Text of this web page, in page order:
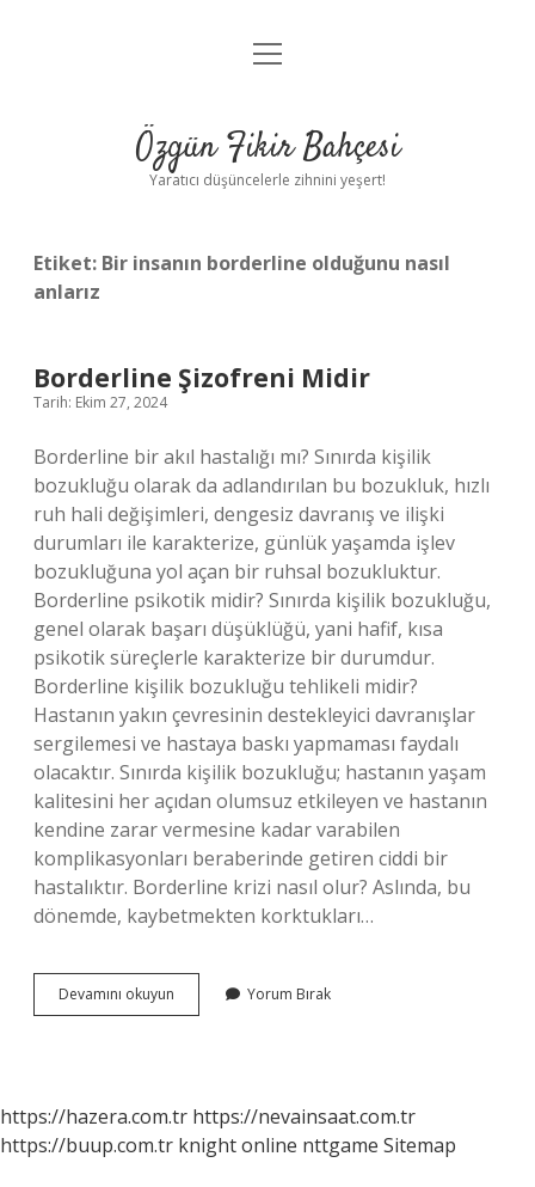
Anasayfa
Yasal Uyarı
menüyü
Özgün Fikir Bahçesi
Yaratıcı düşüncelerle zihnini yeşert!
Etiket: Bir insanın borderline olduğunu nasıl
anlarız
Borderline Şizofreni Midir
Tarih: Ekim 27, 2024
Borderline bir akıl hastalığı mı? Sınırda kişilik
bozukluğu olarak da adlandırılan bu bozukluk, hızlı
ruh hali değişimleri, dengesiz davranış ve ilişki
durumları ile karakterize, günlük yaşamda işlev
bozukluğuna yol açan bir ruhsal bozukluktur.
Borderline psikotik midir? Sınırda kişilik bozukluğu,
genel olarak başarı düşüklüğü, yani hafif, kısa
psikotik süreçlerle karakterize bir durumdur.
Borderline kişilik bozukluğu tehlikeli midir?
Hastanın yakın çevresinin destekleyici davranışlar
sergilemesi ve hastaya baskı yapmaması faydalı
olacaktır. Sınırda kişilik bozukluğu; hastanın yaşam
kalitesini her açıdan olumsuz etkileyen ve hastanın
kendine zarar vermesine kadar varabilen
komplikasyonları beraberinde getiren ciddi bir
hastalıktır. Borderline krizi nasıl olur? Aslında, bu
dönemde, kaybetmekten korktukları…
Devamını okuyun Borderline
Şizofreni
Yorum Bırak
https://hazera.com.tr https://nevainsaat.com.tr
https://buup.com.tr knight online nttgame Sitemap